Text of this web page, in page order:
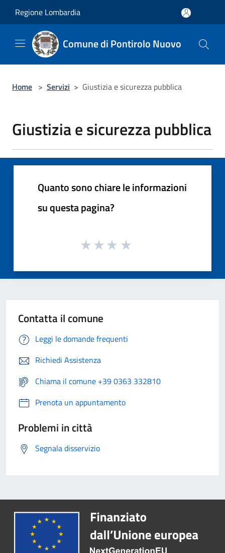
Regione Lombardia
Comune di Pontirolo Nuovo
Home > Servizi > Giustizia e sicurezza pubblica
Giustizia e sicurezza pubblica
Quanto sono chiare le informazioni
su questa pagina?
Contatta il comune
Leggi le domande frequenti
Richiedi Assistenza
Chiama il comune +39 0363 332810
Prenota un appuntamento
Problemi in città
Segnala disservizio